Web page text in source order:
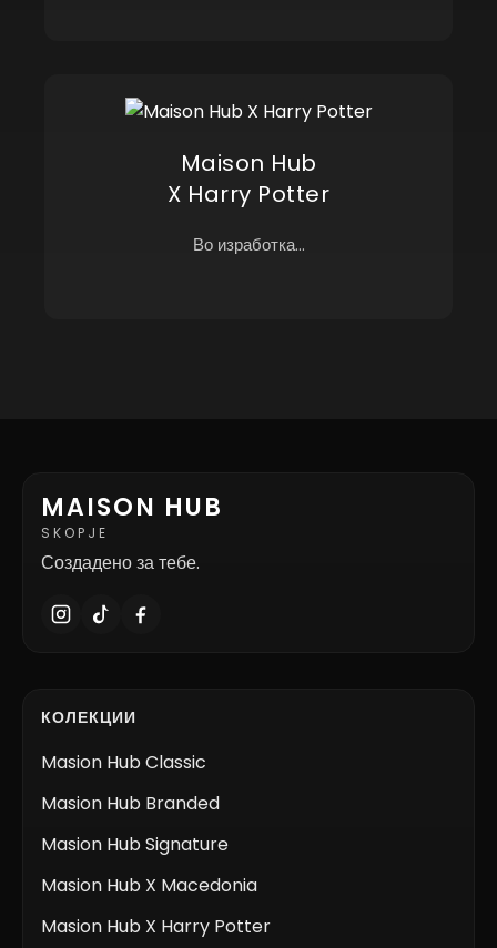
Maison Hub
X Harry Potter
Во изработка...
MAISON HUB
SKOPJE
Создадено за тебе.
КОЛЕКЦИИ
Masion Hub Classic
Masion Hub Branded
Masion Hub Signature
Masion Hub X Macedonia
Masion Hub X Harry Potter